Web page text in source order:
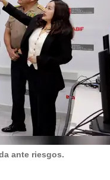
ante riesgos.